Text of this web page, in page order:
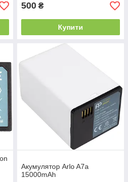
500 ₴
Купити
Акумулятор Arlo A7a
15000mAh